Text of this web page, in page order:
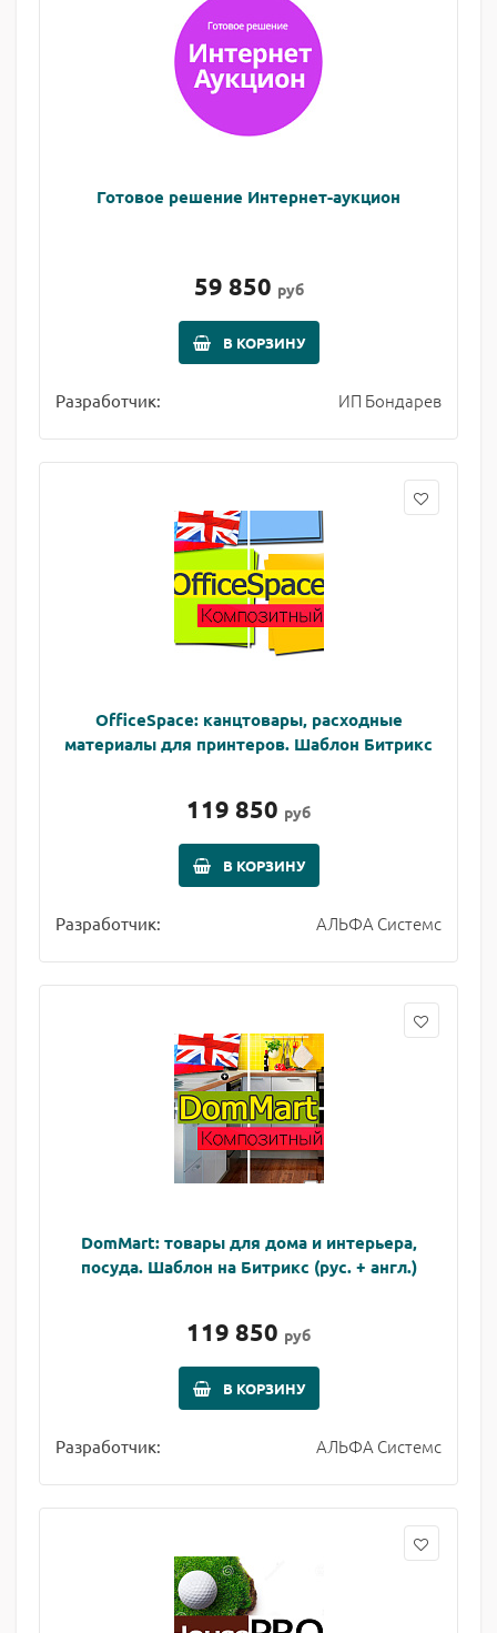
Готовое решение Интернет-аукцион
59 850 руб
В КОРЗИНУ
Разработчик: ИП Бондарев
OfficeSpace: канцтовары, расходные
материалы для принтеров. Шаблон Битрикс
119 850 руб
В КОРЗИНУ
Разработчик: АЛЬФА Системс
DomMart: товары для дома и интерьера,
посуда. Шаблон на Битрикс (рус. + англ.)
119 850 руб
В КОРЗИНУ
Разработчик: АЛЬФА Системс